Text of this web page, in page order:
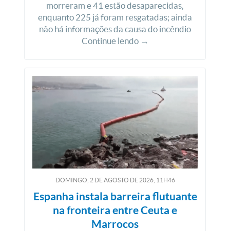
morreram e 41 estão desaparecidas,
enquanto 225 já foram resgatadas; ainda
não há informações da causa do incêndio
Continue lendo →
DOMINGO, 2 DEAGOSTO DE2026, 11H46
Espanha instala barreira flutuante
na fronteira entre Ceuta e
Marrocos